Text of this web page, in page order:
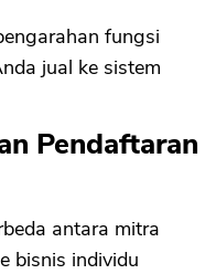
fungsi
jual ke sistem
Pendaftaran
antara mitra
bisnis individu